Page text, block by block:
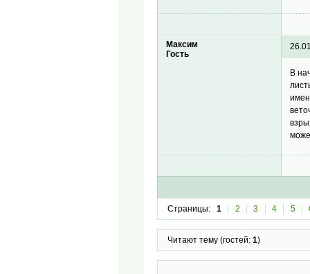
Максим
Гость
В
Страницы: 1 2 3 4 5
Читают тему (гостей: 1)